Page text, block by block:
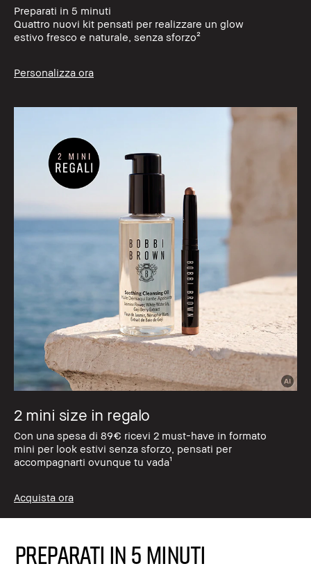
Preparati in 5 minuti
Quattro nuovi kit pensati per realizzare un glow
estivo fresco e naturale, senza sforzo²
Personalizza ora
2 mini size in regalo
Con una spesa di 89€ ricevi 2 must-have in formato
mini per look estivi senza sforzo, pensati per
accompagnarti ovunque tu vada¹
Acquista ora
PREPARATI IN 5 MINUTI